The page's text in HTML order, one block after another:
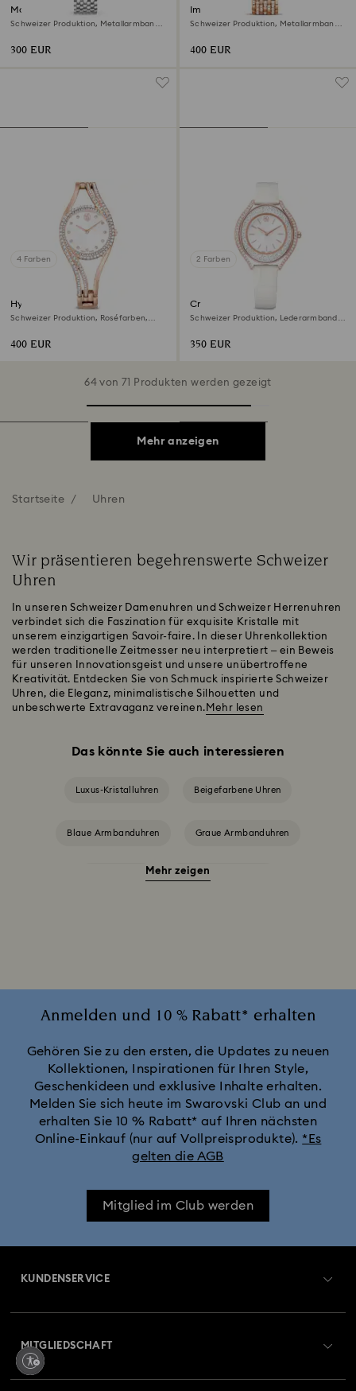
Matrix tennis 7-link Uhr
Schweizer Produktion, Metallarmband,
300 EUR
Imber Uhr
Schweizer Produktion, Metallarmband,
400 EUR
4 Farben
Hyperbola Armreifuhr
Schweizer Produktion, Roséfarben,
400 EUR
2 Farben
Crystalline aura Uhr
Schweizer Produktion, Lederarmband,
350 EUR
64 von 71 Produkten werden gezeigt
Mehr anzeigen
Startseite Uhren
Wir präsentieren begehrenswerte Schweizer
Uhren
In unseren Schweizer Damenuhren und Schweizer Herrenuhren
verbindet sich die Faszination für exquisite Kristalle mit
unserem einzigartigen Savoir-faire. In dieser Uhrenkollektion
werden traditionelle Zeitmesser neu interpretiert – ein Beweis
für unseren Innovationsgeist und unsere unübertroffene
Kreativität. Entdecken Sie von Schmuck inspirierte Schweizer
Uhren, die Eleganz, minimalistische Silhouetten und
unbeschwerte Extravaganz vereinen. Mehr lesen
Das könnte Sie auch interessieren
Luxus-Kristalluhren Beigefarbene Uhren
Blaue Armbanduhren Graue Armbanduhren
Rote Armbanduhren
Crystalline Aura Uhrenkollektion
Crystalline Bangle Armbanduhr Kollektion
Dextera Bangle Kollektion
Matrix Pearl Bangle Uhrenkollektion
Mehr zeigen
Anmelden und 10 % Rabatt* erhalten
Gehören Sie zu den ersten, die Updates zu neuen
Kollektionen, Inspirationen für Ihren Style,
Geschenkideen und exklusive Inhalte erhalten.
Melden Sie sich heute im Swarovski Club an und
erhalten Sie 10 % Rabatt* auf Ihren nächsten
Online-Einkauf (nur auf Vollpreisprodukte). *Es
gelten die AGB
Mitglied im Club werden
KUNDENSERVICE
Auftragsstatus
MITGLIEDSCHAFT